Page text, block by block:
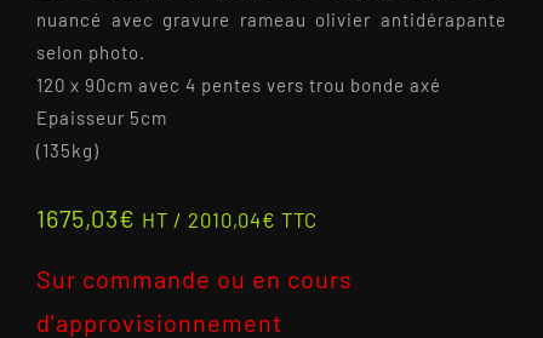
nuancé avec gravure rameau olivier antidérapante
selon photo.
120 x 90cm avec 4 pentes vers trou bonde axé
Epaisseur 5cm
(135kg)
1675,03€ HT / 2010,04€ TTC
Sur commande ou en cours
d'approvisionnement